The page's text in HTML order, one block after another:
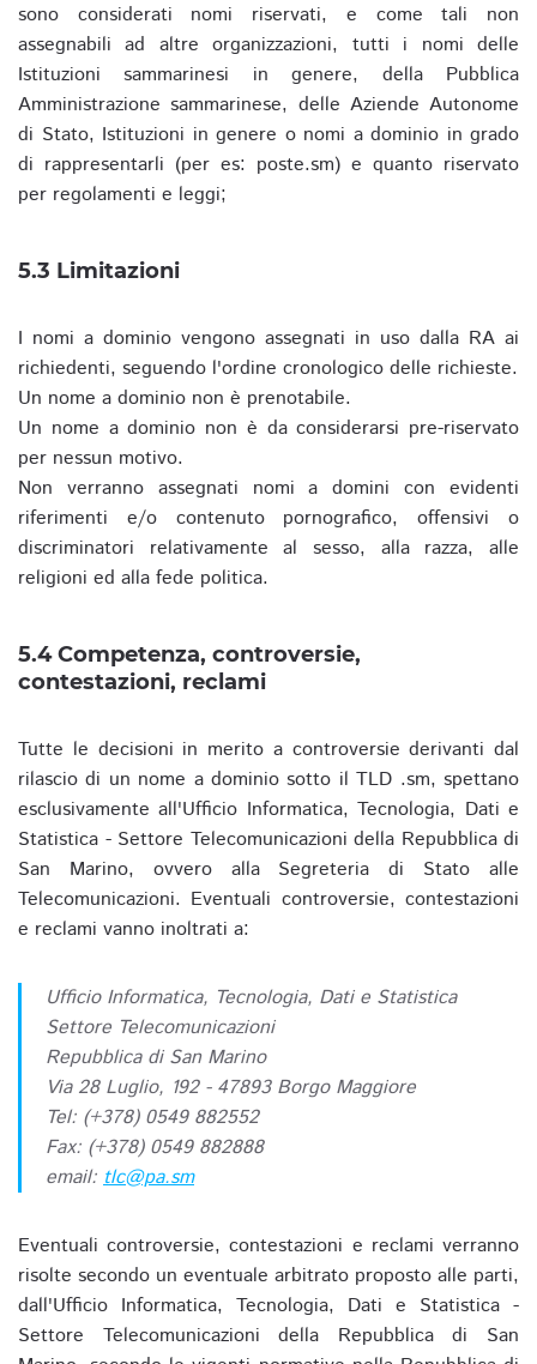
sono considerati nomi riservati, e come tali non
assegnabili ad altre organizzazioni, tutti i nomi delle
Istituzioni sammarinesi in genere, della Pubblica
Amministrazione sammarinese, delle Aziende Autonome
di Stato, Istituzioni in genere o nomi a dominio in grado
di rappresentarli (per es: poste.sm) e quanto riservato
per regolamenti e leggi;
5.3 Limitazioni
I nomi a dominio vengono assegnati in uso dalla RA ai
richiedenti, seguendo l'ordine cronologico delle richieste.
Un nome a dominio non è prenotabile.
Un nome a dominio non è da considerarsi pre-riservato
per nessun motivo.
Non verranno assegnati nomi a domini con evidenti
riferimenti e/o contenuto pornografico, offensivi o
discriminatori relativamente al sesso, alla razza, alle
religioni ed alla fede politica.
5.4 Competenza, controversie,
contestazioni, reclami
Tutte le decisioni in merito a controversie derivanti dal
rilascio di un nome a dominio sotto il TLD .sm, spettano
esclusivamente all'Ufficio Informatica, Tecnologia, Dati e
Statistica - Settore Telecomunicazioni della Repubblica di
San Marino, ovvero alla Segreteria di Stato alle
Telecomunicazioni. Eventuali controversie, contestazioni
e reclami vanno inoltrati a:
Ufficio Informatica, Tecnologia, Dati e Statistica
Settore Telecomunicazioni
Repubblica di San Marino
Via 28 Luglio, 192 - 47893 Borgo Maggiore
Tel: (+378) 0549 882552
Fax: (+378) 0549 882888
email: tlc@pa.sm
Eventuali controversie, contestazioni e reclami verranno
risolte secondo un eventuale arbitrato proposto alle parti,
dall'Ufficio Informatica, Tecnologia, Dati e Statistica -
Settore Telecomunicazioni della Repubblica di San